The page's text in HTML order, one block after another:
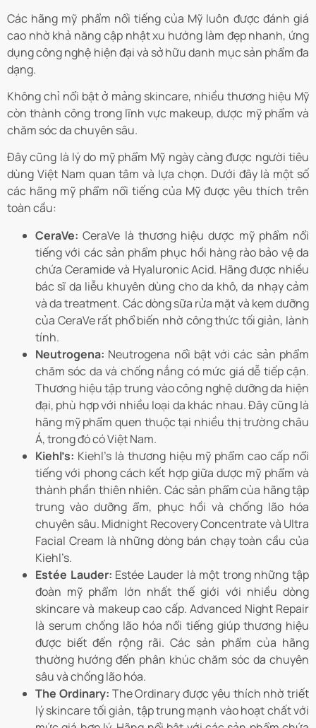
Các hãng mỹ phẩm nổi tiếng của Mỹ luôn được đánh giá
cao nhờ khả năng cập nhật xu hướng làm đẹp nhanh, ứng
dụng công nghệ hiện đại và sở hữu danh mục sản phẩm đa
dạng.
Không chỉ nổi bật ở mảng skincare, nhiều thương hiệu Mỹ
còn thành công trong lĩnh vực makeup, dược mỹ phẩm và
chăm sóc da chuyên sâu.
Đây cũng là lý do mỹ phẩm Mỹ ngày càng được người tiêu
dùng Việt Nam quan tâm và lựa chọn. Dưới đây là một số
các hãng mỹ phẩm nổi tiếng của Mỹ được yêu thích trên
toàn cầu:
CeraVe: CeraVe là thương hiệu dược mỹ phẩm nổi
tiếng với các sản phẩm phục hồi hàng rào bảo vệ da
chứa Ceramide và Hyaluronic Acid. Hãng được nhiều
bác sĩ da liễu khuyên dùng cho da khô, da nhạy cảm
và da treatment. Các dòng sữa rửa mặt và kem dưỡng
của CeraVe rất phổ biến nhờ công thức tối giản, lành
tính.
Neutrogena: Neutrogena nổi bật với các sản phẩm
chăm sóc da và chống nắng có mức giá dễ tiếp cận.
Thương hiệu tập trung vào công nghệ dưỡng da hiện
đại, phù hợp với nhiều loại da khác nhau. Đây cũng là
hãng mỹ phẩm quen thuộc tại nhiều thị trường châu
Á, trong đó có Việt Nam.
Kiehl’s: Kiehl’s là thương hiệu mỹ phẩm cao cấp nổi
tiếng với phong cách kết hợp giữa dược mỹ phẩm và
thành phần thiên nhiên. Các sản phẩm của hãng tập
trung vào dưỡng ẩm, phục hồi và chống lão hóa
chuyên sâu. Midnight Recovery Concentrate và Ultra
Facial Cream là những dòng bán chạy toàn cầu của
Kiehl’s.
Estée Lauder: Estée Lauder là một trong những tập
đoàn mỹ phẩm lớn nhất thế giới với nhiều dòng
skincare và makeup cao cấp. Advanced Night Repair
là serum chống lão hóa nổi tiếng giúp thương hiệu
được biết đến rộng rãi. Các sản phẩm của hãng
thường hướng đến phân khúc chăm sóc da chuyên
sâu và chống lão hóa.
The Ordinary: The Ordinary được yêu thích nhờ triết
lý skincare tối giản, tập trung mạnh vào hoạt chất với